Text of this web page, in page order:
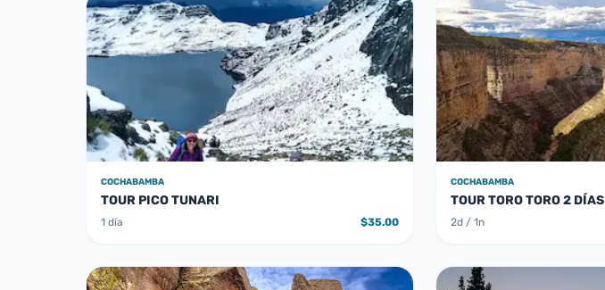
COCHABAMBA
TOUR PICO TUNARI
1 día $35.00
COCHABAMBA
TOUR TORO TORO 2 DÍAS
2d / 1n